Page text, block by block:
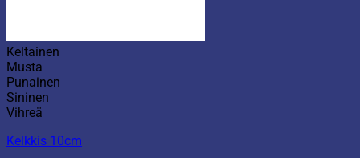
Keltainen
Musta
Punainen
Sininen
Vihreä
Kelkkis 10cm